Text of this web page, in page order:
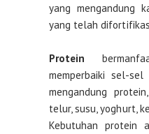
yang mengandung
yang telah
Protein
memperbaiki sel-
mengandung
telur, susu, yoghurt,
Kebutuhan protein